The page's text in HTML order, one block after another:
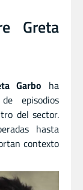
Greta
Garbo ha
episodios
del sector.
hasta
contexto